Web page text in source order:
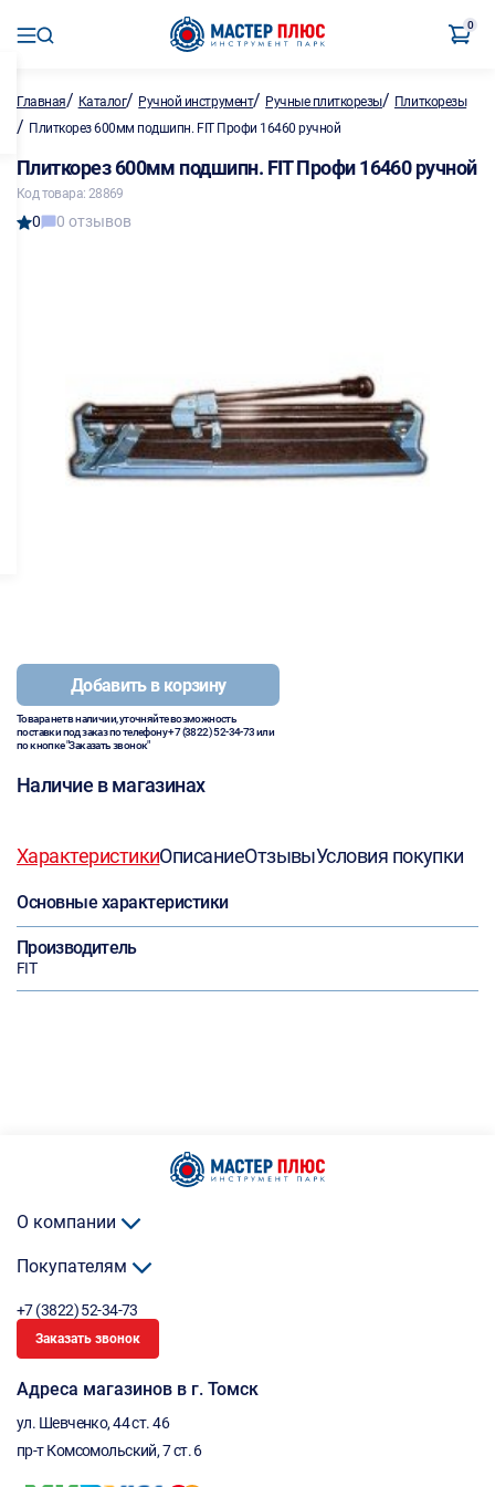
0
Главная/ Каталог/ Ручной инструмент/ Ручные плиткорезы/ Плиткорезы
/ Плиткорез 600мм подшипн. FIT Профи 16460 ручной
Плиткорез 600мм подшипн. FIT Профи 16460 ручной
Код товара: 28869
0 0 отзывов
Добавить в корзину
Товара нет в наличии, уточняйте возможность
поставки под заказ по телефону+7 (3822) 52-34-73или
по кнопке "Заказать звонок"
Наличие в магазинах
ХарактеристикиОписаниеОтзывыУсловия покупки
Основные характеристики
Производитель
FIT
О компании
Покупателям
+7 (3822) 52-34-73
Заказать звонок
Адреса магазинов в г. Томск
ул. Шевченко, 44 ст. 46
пр-т Комсомольский, 7 ст. 6